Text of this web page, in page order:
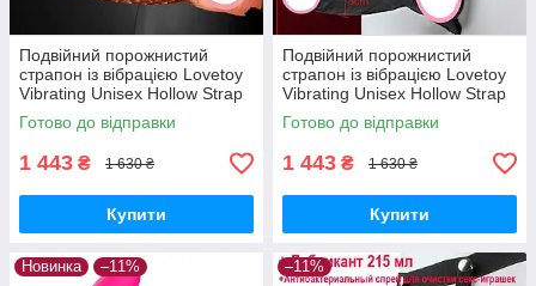
Подвійний порожнистий
страпон із вібрацією Lovetoy
Vibrating Unisex Hollow Strap
On 10 режимів тілесний
Готово до відправки
1 443 ₴ 1 630 ₴
Купити
Подвійний порожнистий
страпон із вібрацією Lovetoy
Vibrating Unisex Hollow Strap
On 10 режимів Чорний
Готово до відправки
1 443 ₴ 1 630 ₴
Купити
Новинка –11% –11%